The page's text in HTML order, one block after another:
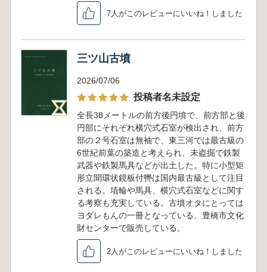
7人がこのレビューにいいね！しました
三ツ山古墳
2026/07/06
投稿者名未設定
全長38メートルの前方後円墳で、前方部と後
円部にそれぞれ横穴式石室が検出され、前方
部の２号石室は無袖で、東三河では最古級の
6世紀前葉の築造と考えられ、未盗掘で鉄製
武器や鉄製馬具などが出土した。特に小型矩
形立聞環状鏡板付轡は国内最古級として注目
される。埴輪や馬具、横穴式石室などに関す
る考察も充実している。古墳オタにとっては
ヨダレもんの一冊となっている。豊橋市文化
財センターで販売している。
2人がこのレビューにいいね！しました